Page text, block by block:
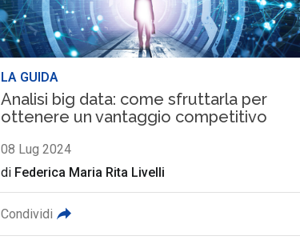
LA GUIDA
Analisi big data: come sfruttarla per
ottenere un vantaggio competitivo
08 Lug 2024
di Federica Maria Rita Livelli
Condividi